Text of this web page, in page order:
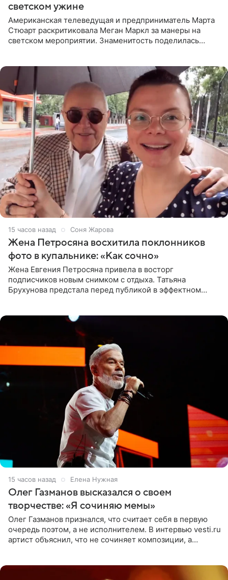
светском ужине
Американская телеведущая и предприниматель Марта
Стюарт раскритиковала Меган Маркл за манеры на
светском мероприятии. Знаменитость поделилась
15 часов назад Соня Жарова
Жена Петросяна восхитила поклонников
фото в купальнике: «Как сочно»
Жена Евгения Петросяна привела в восторг
подписчиков новым снимком с отдыха. Татьяна
Брухунова предстала перед публикой в эффектном
15 часов назад Елена Нужная
Олег Газманов высказался о своем
творчестве: «Я сочиняю мемы»
Олег Газманов признался, что считает себя в первую
очередь поэтом, а не исполнителем. В интервью vesti.ru
артист объяснил, что не сочиняет композиции, а